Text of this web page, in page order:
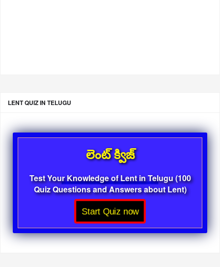
LENT QUIZ IN TELUGU
లెంట్ క్విజ్
Test Your Knowledge of Lent in Telugu (100
Quiz Questions and Answers about Lent)
Start Quiz now